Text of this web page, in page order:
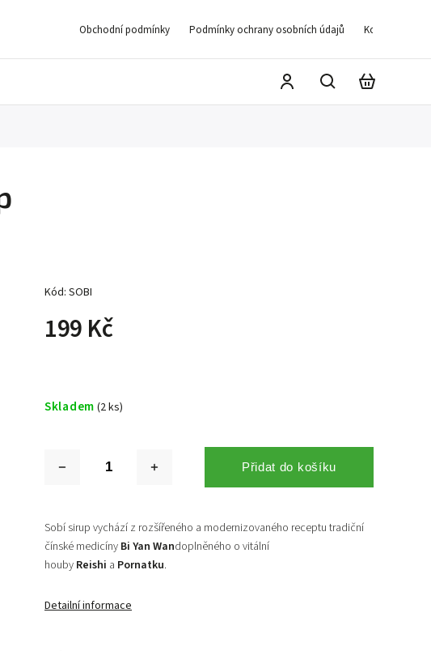
Obchodní podmínky Podmínky ochrany osobních údajů Kontakty
Kód: SOBI
199 Kč
Skladem (2 ks)
Přidat do košíku
Sobí sirup vychází z rozšířeného a modernizovaného receptu tradiční
čínské medicíny Bi Yan Wandoplněného o vitální
houby Reishi a Pornatku.
Detailní informace